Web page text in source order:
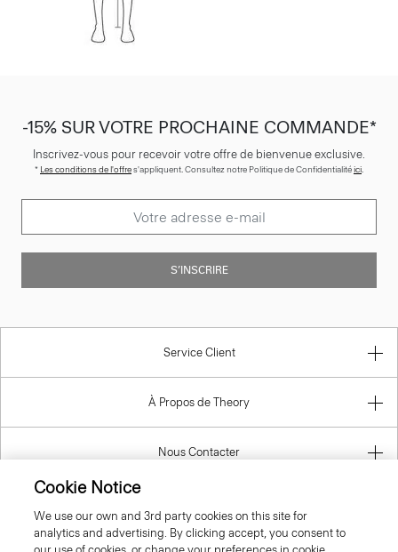
-15% SUR VOTRE PROCHAINE COMMANDE*
Inscrivez-vous pour recevoir votre offre de bienvenue exclusive.
* Les conditions de l'offres'appliquent. Consultez notre Politique de Confidentialitéici.
S’INSCRIRE
Service Client
À Propos de Theory
Nous Contacter
Cookie Notice
We use our own and 3rd party cookies on this site for
analytics and advertising. By clicking accept, you consent to